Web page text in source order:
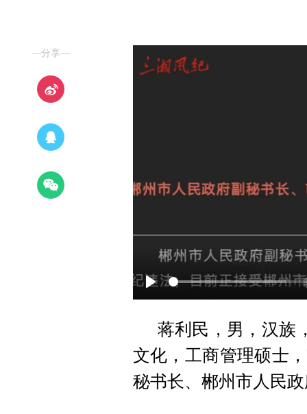
—分享—
P
y
蒋利民，男，汉族
文化，工商管理硕士
秘书长、郴州市人民